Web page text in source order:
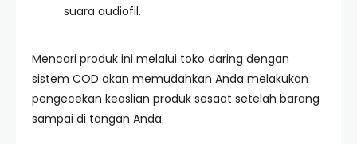
suara audiofil.
Mencari produk ini melalui toko daring dengan
sistem COD akan memudahkan Anda melakukan
pengecekan keaslian produk sesaat setelah barang
sampai di tangan Anda.